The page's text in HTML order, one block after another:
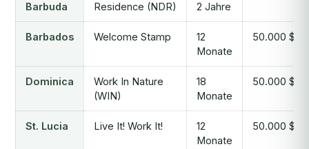
Barbuda
Residence (NDR)
2 Jahre
Barbados Welcome Stamp
12
Monate
50.000 $/
Dominica
Work In Nature
(WIN)
18
Monate
50.000 $/
St. Lucia Live It! Work It!
12
Monate
50.000 $/